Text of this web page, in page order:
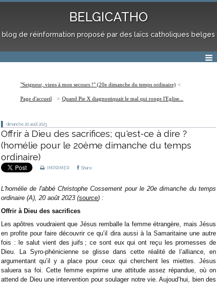
BELGICATHO
blog de réinformation proposé par des laïcs catholiques belges
"Seigneur, viens à mon secours !" (20e dimanche du temps ordinaire)
Page d'accueil Quand Pie X diagnostiquait le mal qui ronge l'Eglise...
dimanche 20 août 2023
Offrir à Dieu des sacrifices; qu'est-ce à dire ?
(homélie pour le 20ème dimanche du temps
ordinaire)
IMPRIMER Share
L'homélie de l'abbé Christophe Cossement pour le 20e dimanche du temps
ordinaire (A), 20 août 2023 (source) :
Offrir à Dieu des sacrifices
Les apôtres voudraient que Jésus remballe la femme étrangère, mais Jésus
en profite pour faire découvrir ce qu’il dira aussi à la Samaritaine une autre
fois : le salut vient des juifs ; ce sont eux qui ont reçu les promesses de
Dieu. La Syro-phénicienne se glisse dans cette réalité de l’alliance, en
argumentant qu’il y a place pour ceux qui cherchent les miettes. Jésus
saluera sa foi. Cette femme exprime une attitude assez répandue, où on
attend de Dieu une intervention pour soulager notre vie. Aujoud’hui, bien des